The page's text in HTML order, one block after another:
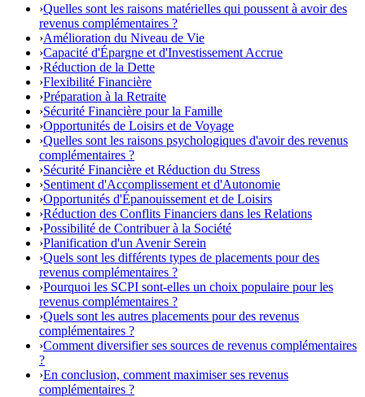
›Quelles sont les raisons matérielles qui poussent à avoir des
revenus complémentaires ?
›Amélioration du Niveau de Vie
›Capacité d'Épargne et d'Investissement Accrue
›Réduction de la Dette
›Flexibilité Financière
›Préparation à la Retraite
›Sécurité Financière pour la Famille
›Opportunités de Loisirs et de Voyage
›Quelles sont les raisons psychologiques d'avoir des revenus
complémentaires ?
›Sécurité Financière et Réduction du Stress
›Sentiment d'Accomplissement et d'Autonomie
›Opportunités d'Épanouissement et de Loisirs
›Réduction des Conflits Financiers dans les Relations
›Possibilité de Contribuer à la Société
›Planification d'un Avenir Serein
›Quels sont les différents types de placements pour des
revenus complémentaires ?
›Pourquoi les SCPI sont-elles un choix populaire pour les
revenus complémentaires ?
›Quels sont les autres placements pour des revenus
complémentaires ?
›Comment diversifier ses sources de revenus complémentaires
?
›En conclusion, comment maximiser ses revenus
complémentaires ?